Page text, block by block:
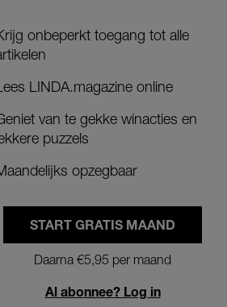
onbeperkt toegang tot alle
LINDA.magazine online
van te gekke winacties en
puzzels
opzegbaar
START GRATIS MAAND
Daarna €5,95 per maand
Al abonnee? Log in